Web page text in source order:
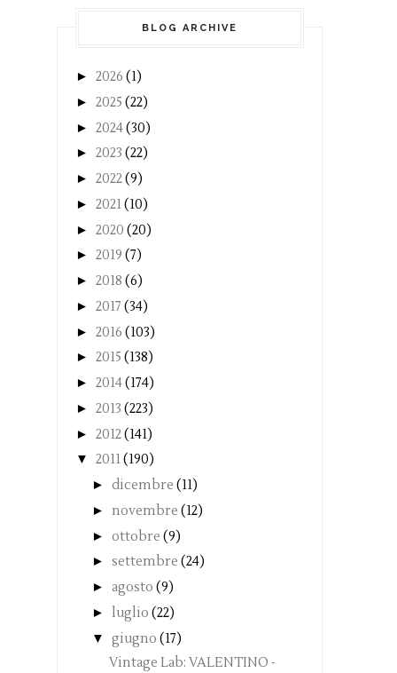
BLOG ARCHIVE
► 2026 (1)
► 2025 (22)
► 2024(30)
► 2023 (22)
► 2022(9)
► 2021(10)
► 2020 (20)
► 2019 (7)
► 2018 (6)
► 2017 (34)
► 2016 (103)
► 2015 (138)
► 2014(174)
► 2013 (223)
► 2012(141)
▼ 2011(190)
► dicembre (11)
► novembre (12)
► ottobre (9)
► settembre (24)
► agosto (9)
► luglio (22)
▼ giugno (17)
Vintage Lab: VALENTINO -